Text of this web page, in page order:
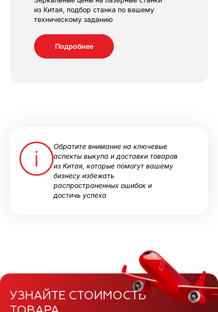
из Китая, подбор станка по вашему
техническому заданию
Подробнее
Обратите внимание на ключевые
аспекты выкупа и доставки товаров
из Китая, которые помогут вашему
бизнесу избежать
распространенных ошибок и
достичь успеха
УЗНАЙТЕ СТОИМОСТЬ